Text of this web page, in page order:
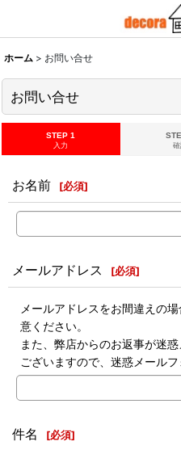
ホーム > お問い合せ
お問い合せ
STEP 1
入力
お名前 [必須]
メールアドレス [必須]
メールアドレスをお間違えの
意ください。
また、弊店からのお返事が迷
ございますので、迷惑メールフ
件名 [必須]